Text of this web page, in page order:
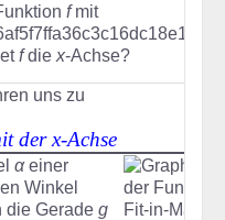
fmit
fdie x-Achse?
uns zu
der x-Achse
αeiner
Winkel
die Gerade g